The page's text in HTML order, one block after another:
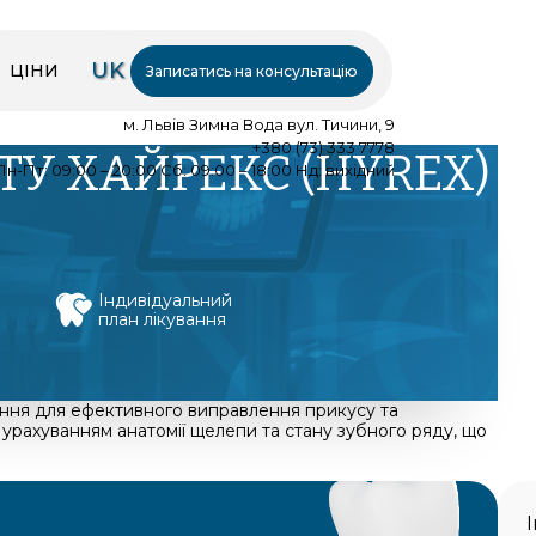
ЦІНИ UK Записатись на консультацію
м. Львів Зимна Вода вул. Тичини, 9
+380 (73) 333 7778
Пт: 09:00 – 20:00 Сб: 09:00 – 18:00 Нд: вихідний
ХАЙРЕКС (HYREX)
Індивідуальний
план лікування
для ефективного виправлення прикусу та
анатомії щелепи та стану зубного ряду, що